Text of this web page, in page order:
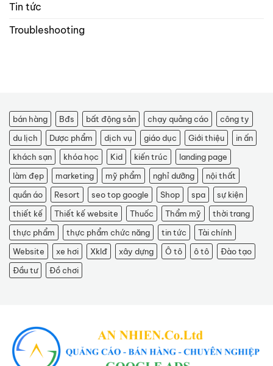
Tin tức
Troubleshooting
bán hàng Bđs bất động sản chạy quảng cáo
công ty
du lịch
Dược phẩm dịch vụ giáo dục Giới thiệu
in ấn
khách sạn
khóa học Kid kiến trúc
landing page
làm đẹp
marketing mỹ phẩm nghỉ dưỡng
nội thất
quần áo
Resort seo top google Shop spa
sự kiện
thiết kế
Thiết kế website Thuốc Thẩm mỹ
thời trang
thực phẩm
thực phẩm chức năng tin tức
Tài chính
Website
xe hơi Xklđ xây dựng Ô tô ô tô
Đào tạo
Đầu tư
Đồ chơi